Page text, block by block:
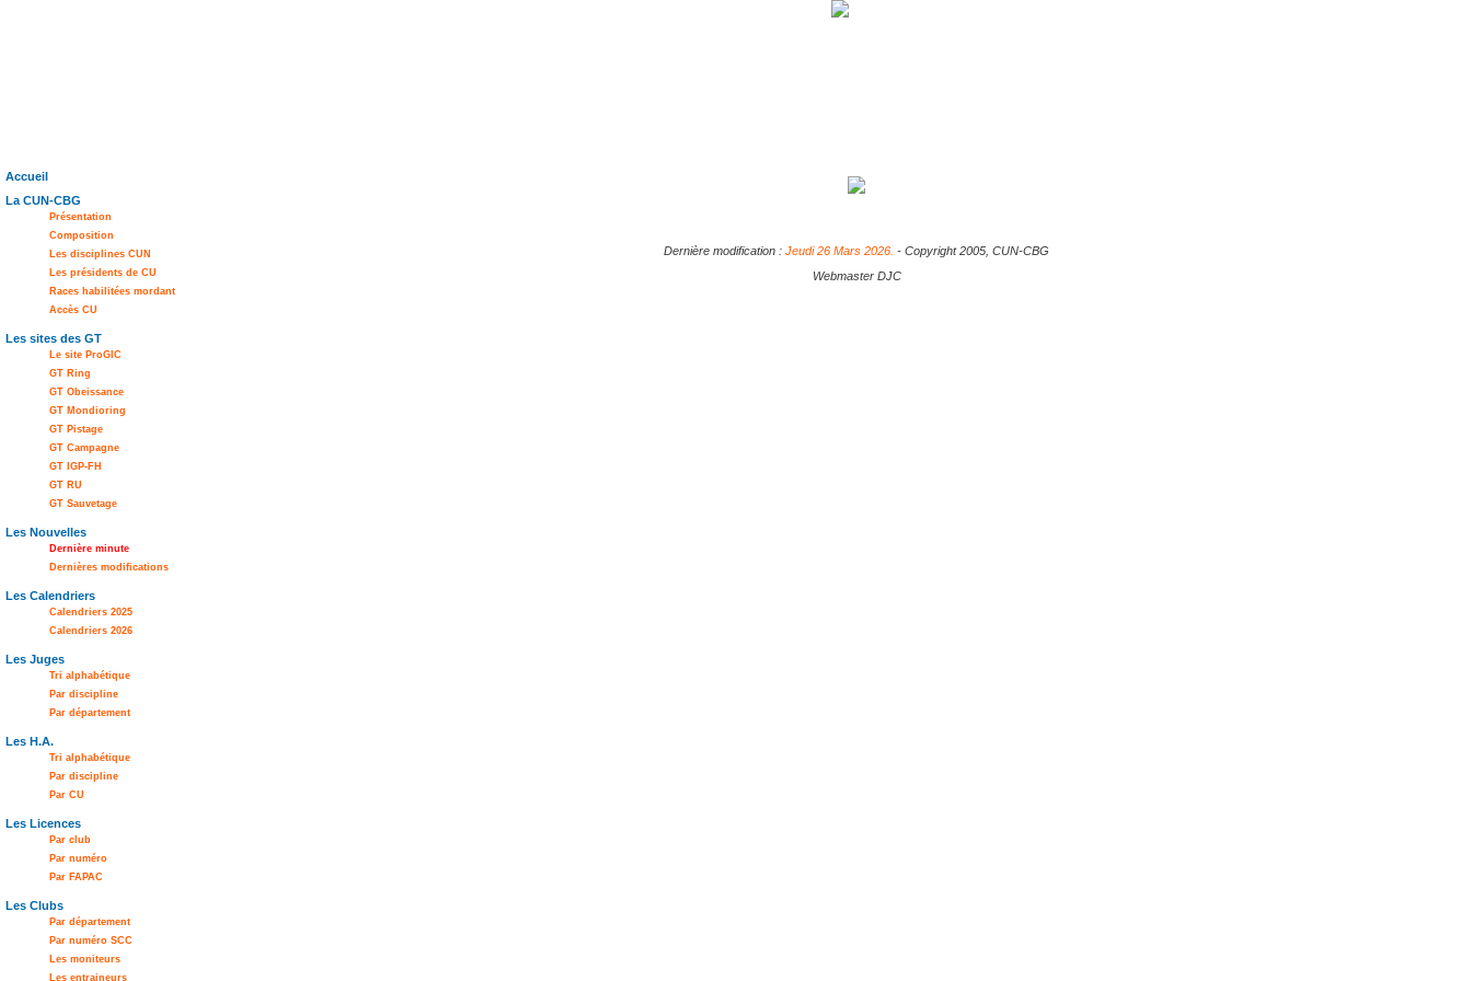
Accueil
La CUN-CBG
Présentation
Composition
Les disciplines CUN
Les présidents de CU
Races habilitées mordant
Accès CU
Les sites des GT
Le site ProGIC
GT Ring
GT Obeissance
GT Mondioring
GT Pistage
GT Campagne
GT IGP-FH
GT RU
GT Sauvetage
Les Nouvelles
Dernière minute
Dernières modifications
Les Calendriers
Calendriers 2025
Calendriers 2026
Les Juges
Tri alphabétique
Par discipline
Par département
Les H.A.
Tri alphabétique
Par discipline
Par CU
Les Licences
Par club
Par numéro
Par FAPAC
Les Clubs
Par département
Par numéro SCC
Les moniteurs
Les entraineurs
Dernière modification : Jeudi 26 Mars 2026. - Copyright 2005, CUN-CBG
Webmaster DJC